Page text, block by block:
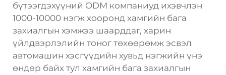
бүтээгдэхүүний ODM компаниуд ихэвчлэн
1000-10000 нэгж хооронд хамгийн бага
захиалгын хэмжээ шаарддаг, харин
үйлдвэрлэлийн тоног төхөөрөмж эсвэл
автомашин хэсгүүдийн хувьд нэгжийн үнэ
өндөр байх тул хамгийн бага захиалгын